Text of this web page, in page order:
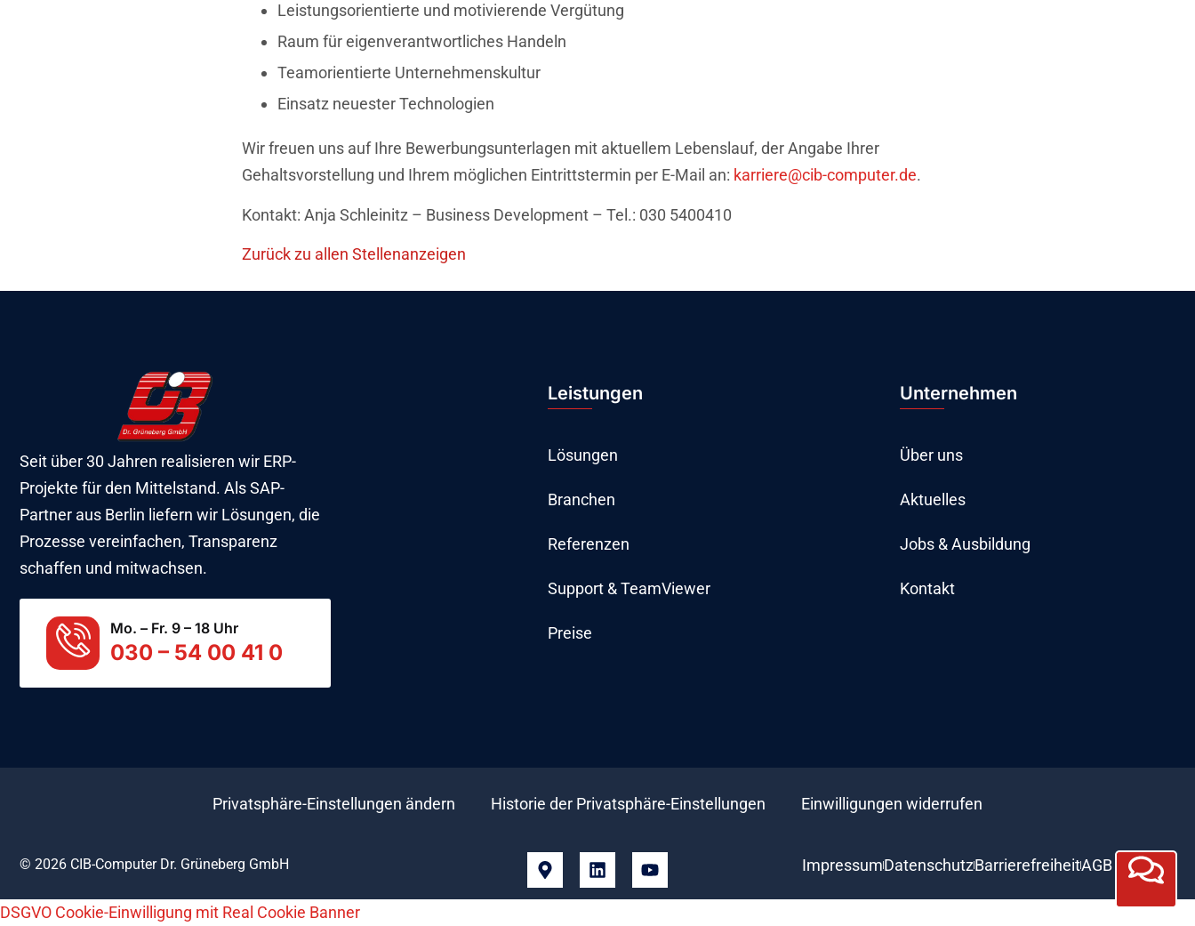
Leistungsorientierte und motivierende Vergütung
Raum für eigenverantwortliches Handeln
Teamorientierte Unternehmenskultur
Einsatz neuester Technologien
Wir freuen uns auf Ihre Bewerbungsunterlagen mit aktuellem Lebenslauf, der Angabe Ihrer
Gehaltsvorstellung und Ihrem möglichen Eintrittstermin per E-Mail an: karriere@cib-computer.de.
Kontakt: Anja Schleinitz – Business Development – Tel.: 030 5400410
Zurück zu allen Stellenanzeigen
Seit über 30 Jahren realisieren wir ERP-
Projekte für den Mittelstand. Als SAP-
Partner aus Berlin liefern wir Lösungen, die
Prozesse vereinfachen, Transparenz
schaffen und mitwachsen.
Mo. – Fr. 9 – 18 Uhr
030 – 54 00 41 0
Leistungen
Lösungen
Branchen
Referenzen
Support & TeamViewer
Preise
Unternehmen
Über uns
Aktuelles
Jobs & Ausbildung
Kontakt
Privatsphäre-Einstellungen ändern Historie der Privatsphäre-Einstellungen Einwilligungen widerrufen
© 2026 CIB-Computer Dr. Grüneberg GmbH ImpressumDatenschutzBarrierefreiheitAGB
DSGVO Cookie-Einwilligung mit Real Cookie Banner